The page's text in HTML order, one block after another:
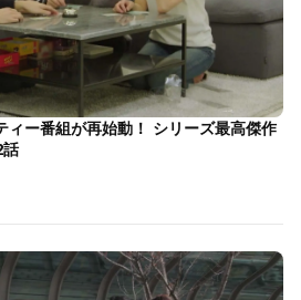
ィー番組が再始動！ シリーズ最高傑作
話